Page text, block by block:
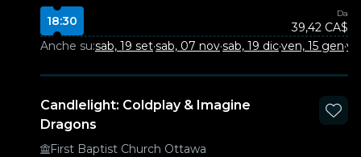
18:30
Da
39,42 CA$
Anche su:sab, 19 set·sab, 07 nov·sab, 19 dic·ven, 15 gen·
Candlelight: Coldplay & Imagine
Dragons
First Baptist Church Ottawa